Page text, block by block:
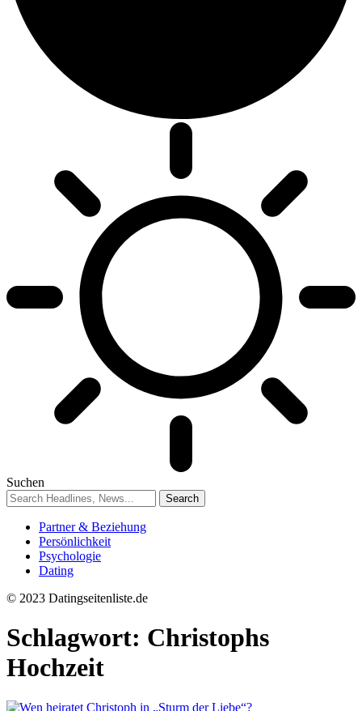
Suchen
Partner & Beziehung
Persönlichkeit
Psychologie
Dating
© 2023 Datingseitenliste.de
Schlagwort: Christophs
Hochzeit